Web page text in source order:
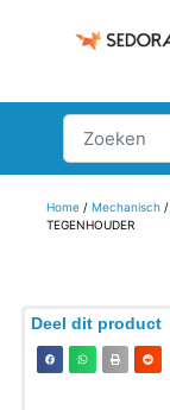
Home/ Mechanisch/
TEGENHOUDER
Deel dit product